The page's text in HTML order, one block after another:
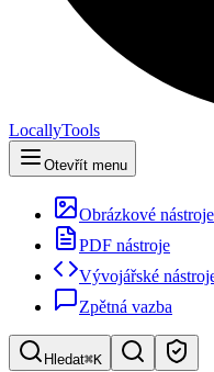
LocallyTools
Otevřít menu
Obrázkové nástroje
PDF nástroje
Vývojářské
Zpětná vazba
Hledat⌘K